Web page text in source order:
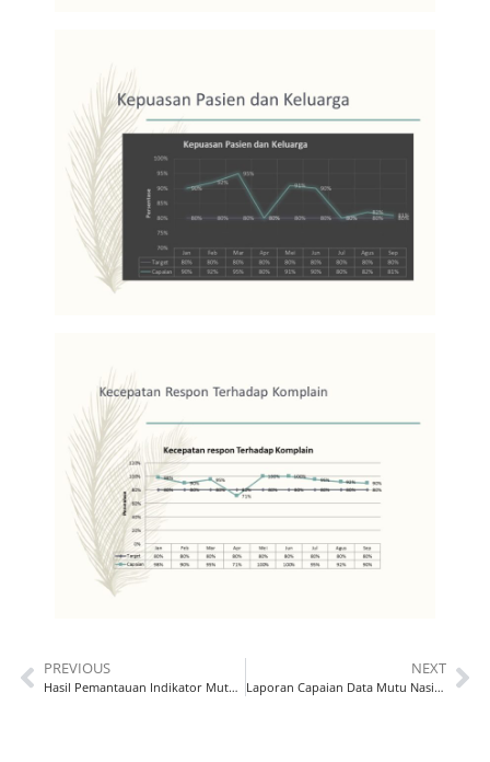
PREVIOUS
Hasil Pemantauan Indikator Mutu Nasional Rumah Sakit BaliMéd Denpasar
NEXT
Laporan Capaian Data Mutu Nasional (INM) RS BaliMed Denpasar